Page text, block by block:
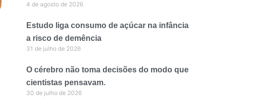
4 de agosto de 2026
Estudo liga consumo de açúcar na infância
a risco de demência
31 de julho de 2026
O cérebro não toma decisões do modo que
cientistas pensavam.
30 de julho de 2026